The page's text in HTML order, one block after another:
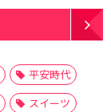
平安時代
スイーツ